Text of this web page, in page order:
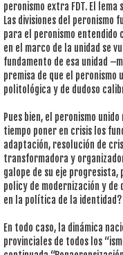
peronismo extra FDT. El
Las divisiones del peronismo
para el peronismo
en el marco de la unidad se
fundamento de esa unidad
premisa de que el
politológica y de dudoso
Pues bien, el peronismo
tiempo poner en crisis los
adaptación, resolución de
transformadora y
galope de su eje
policy de modernización y
en la política de la identidad?
En todo caso, la dinámica
provinciales de todos los